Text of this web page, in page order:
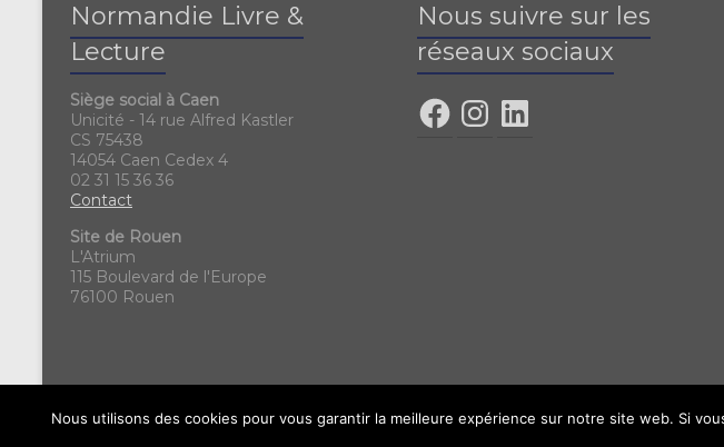
Normandie Livre &
Lecture
Siège social à Caen
Unicité - 14 rue Alfred Kastler
CS 75438
14054 Caen Cedex 4
02 31 15 36 36
Contact
Site de Rouen
L'Atrium
115 Boulevard de l'Europe
76100 Rouen
Nous suivre sur les
réseaux sociaux
Nous utilisons des cookies pour vous garantir la meilleure expérience sur notre site web. Si